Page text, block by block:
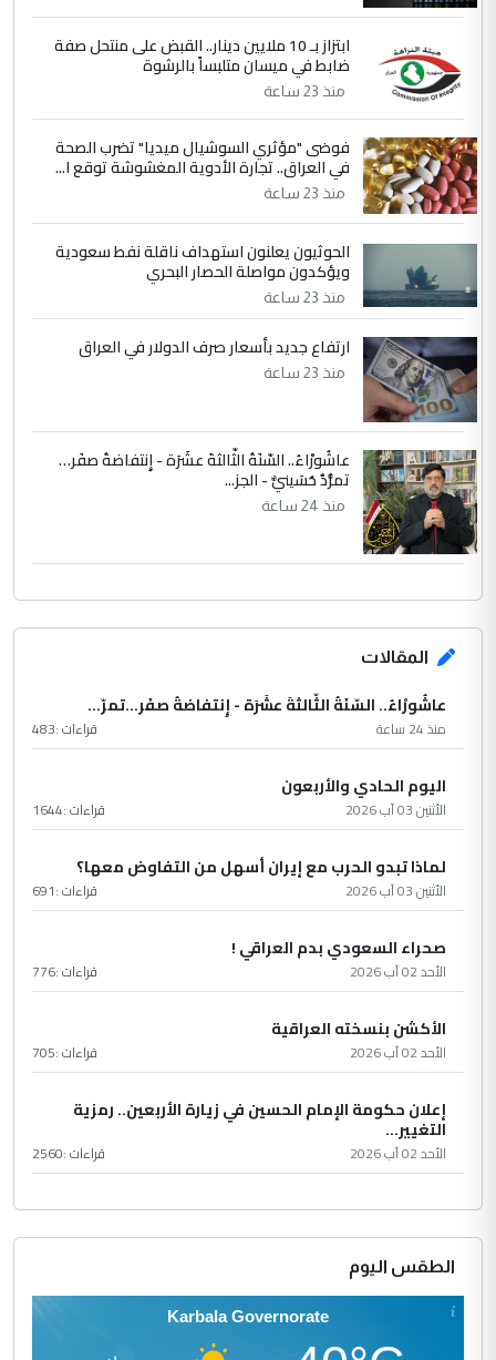
التعليق : هذه الزيارة تنفع لبنان، دون الشعب
العراقي، الذي احترق بحر الصيف، في حين
حكومة الزيدي ...
الموضوع :
نواف سلام في بغداد.. "الفيول" مقابل
تصدير النفط العراقي
ابتزاز بـ 10 ملايين دينار.. القبض على منتحل صفة
ضابط في ميسان متلبساً بالرشوة
منذ 23 ساعة
فوضى "مؤثري السوشيال ميديا" تضرب الصحة
في العراق.. تجارة الأدوية المغشوشة توقع ا...
منذ 23 ساعة
الحوثيون يعلنون استهداف ناقلة نفط سعودية
ويؤكدون مواصلة الحصار البحري
منذ 23 ساعة
ارتفاع جديد بأسعار صرف الدولار في العراق
منذ 23 ساعة
عاشُورْاءُ.. السّنَةُ الثّالثةَ عشَرَة - إِنتفاضةُ صفَر…
تمرُّدٌ حُسَينيٌّ - الجز...
منذ 24 ساعة
المقالات
عاشُورْاءُ.. السّنَةُ الثّالثةَ عشَرَة - إِنتفاضةُ صفَر…تمرّ...
منذ 24 ساعة قراءات :483
اليوم الحادي والأربعون
الأثنين 03 آب 2026 قراءات :1644
لماذا تبدو الحرب مع إيران أسهل من التفاوض معها؟
الأثنين 03 آب 2026 قراءات :691
صحراء السعودي بدم العراقي !
الأحد 02 آب 2026 قراءات :776
الأكشن بنسخته العراقية
الأحد 02 آب 2026 قراءات :705
إعلان حكومة الإمام الحسين في زيارة الأربعين.. رمزية
التغيير...
الأحد 02 آب 2026 قراءات :2560
الطقس اليوم
Karbala Governorate